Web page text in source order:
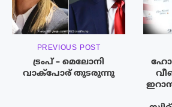
PREVIOUS POST
ട്രംപ് – മെലോനി
വാക്പോര് തുടരുന്നു